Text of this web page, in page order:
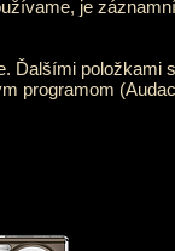
je
Ďalšími položkami
programom